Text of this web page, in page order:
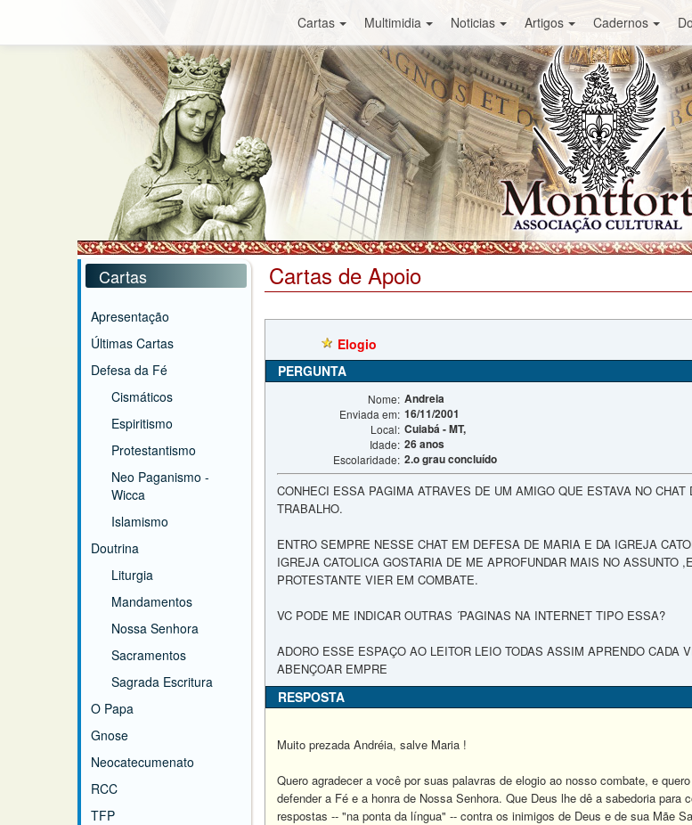
Cartas Multimidia Noticias Artigos Cadernos
Cartas
Apresentação
Últimas Cartas
Defesa da Fé
Cismáticos
Espiritismo
Protestantismo
Neo Paganismo -
Wicca
Islamismo
Doutrina
Liturgia
Mandamentos
Nossa Senhora
Sacramentos
Sagrada Escritura
O Papa
Gnose
Neocatecumenato
RCC
TFP
Cartas de Apoio
Elogio
PERGUNTA
Nome: Andreia
Enviada em: 16/11/2001
Local: Cuiabá - MT,
Idade: 26 anos
Escolaridade: 2.o grau concluído
CONHECI ESSA PAGIMA ATRAVES DE UM AMIGO QUE ESTAVA NO
TRABALHO.
ENTRO SEMPRE NESSE CHAT EM DEFESA DE MARIA E DA IGREJA
IGREJA CATOLICA GOSTARIA DE ME APROFUNDAR MAIS NO ASSUNTO
PROTESTANTE VIER EM COMBATE.
VC PODE ME INDICAR OUTRAS ´PAGINAS NA INTERNET TIPO ESSA?
ADORO ESSE ESPAÇO AO LEITOR LEIO TODAS ASSIM APRENDO
ABENÇOAR EMPRE
RESPOSTA
Muito prezada Andréia, salve Maria !
Quero agradecer a você por suas palavras de elogio ao nosso combate, e
defender a Fé e a honra de Nossa Senhora. Que Deus lhe dê a sabedoria
respostas -- "na ponta da língua" -- contra os inimigos de Deus e de sua Mãe